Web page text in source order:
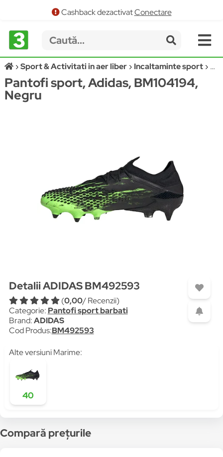
Cashback dezactivatConectare
Sport & Activitati in aer liber Incaltaminte sport
Pantofi sport, Adidas, BM104194,
Negru
Detalii ADIDAS BM492593
(0,00/ Recenzii)
Categorie: Pantofi sport barbati
Brand:ADIDAS
Cod Produs:BM492593
Alte versiuni Marime:
40
Compară prețurile